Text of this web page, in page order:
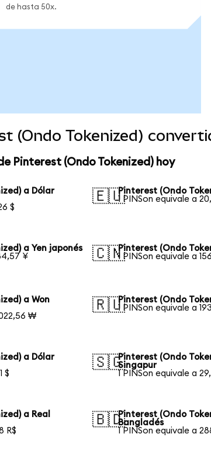
de hasta 50x.
(Ondo Tokenized)
Pinterest (Ondo Tokenized) hoy
a Dólar
$
🇪🇺Pinterest (Ondo
1 PINSon equivale a
a Yen japonés
¥
🇨🇳Pinterest (Ondo
1 PINSon equivale a
a Won
₩
🇷🇺Pinterest (Ondo
1 PINSon equivale a
a Dólar
$
🇸🇬Pinterest (Ondo
Singapur
1 PINSon equivale a
a Real
R$
🇧🇩Pinterest (Ondo
Bangladés
1 PINSon equivale a